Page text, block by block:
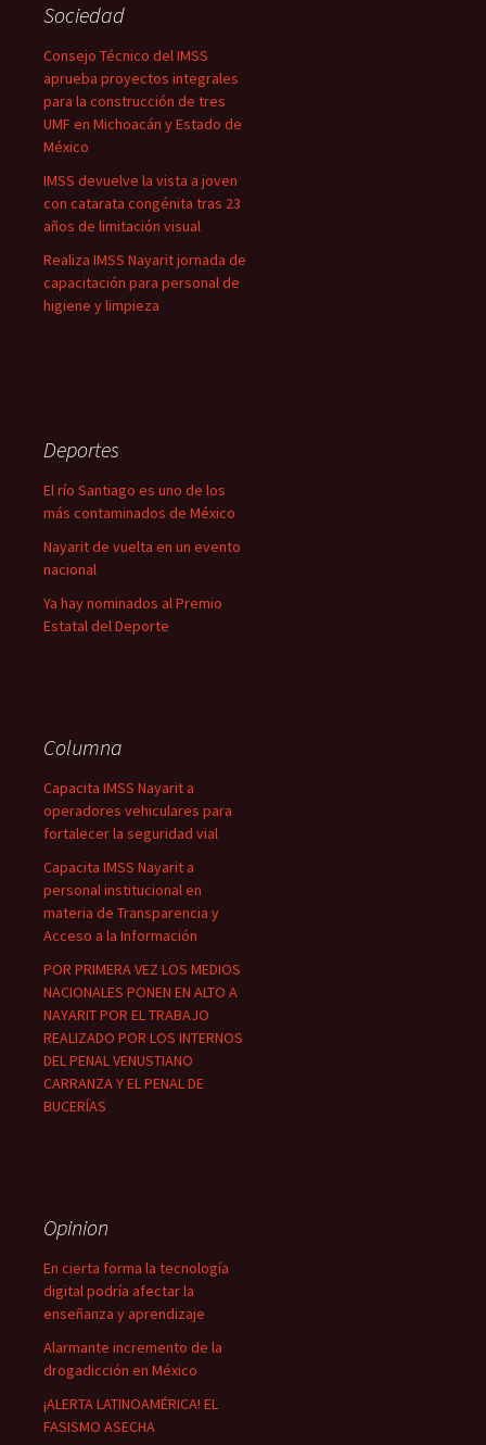
Sociedad
Consejo Técnico del IMSS
aprueba proyectos integrales
para la construcción de tres
UMF en Michoacán y Estado de
México
IMSS devuelve la vista a joven
con catarata congénita tras 23
años de limitación visual
Realiza IMSS Nayarit jornada de
capacitación para personal de
higiene y limpieza
Deportes
El río Santiago es uno de los
más contaminados de México
Nayarit de vuelta en un evento
nacional
Ya hay nominados al Premio
Estatal del Deporte
Columna
Capacita IMSS Nayarit a
operadores vehiculares para
fortalecer la seguridad vial
Capacita IMSS Nayarit a
personal institucional en
materia de Transparencia y
Acceso a la Información
POR PRIMERA VEZ LOS MEDIOS
NACIONALES PONEN EN ALTO A
NAYARIT POR EL TRABAJO
REALIZADO POR LOS INTERNOS
DEL PENAL VENUSTIANO
CARRANZA Y EL PENAL DE
BUCERÍAS
Opinion
En cierta forma la tecnología
digital podría afectar la
enseñanza y aprendizaje
Alarmante incremento de la
drogadicción en México
¡ALERTA LATINOAMÉRICA! EL
FASISMO ASECHA